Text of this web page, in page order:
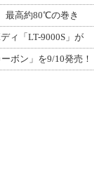
最高約80℃の巻き
ィ「LT-9000S」が
ボン」を9/10発売！